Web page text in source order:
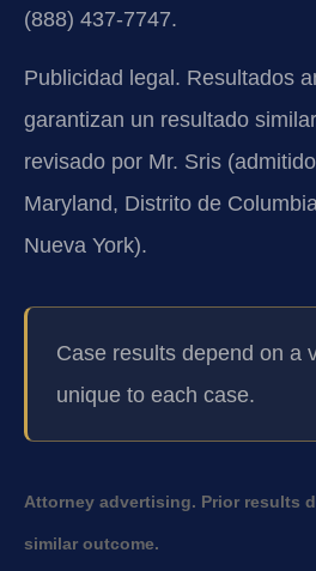
(888) 437-7747.
Publicidad legal. Resultados
garantizan un resultado
revisado por Mr. Sris
Maryland, Distrito de
Nueva York).
Case results depend on a
unique to each case.
Attorney advertising. Prior results
similar outcome.